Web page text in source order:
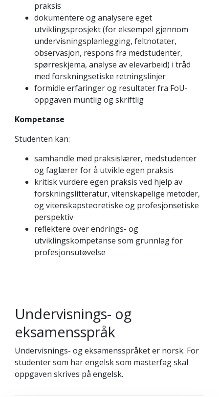
praksis
dokumentere og analysere eget
utviklingsprosjekt (for eksempel gjennom
undervisningsplanlegging, feltnotater,
observasjon, respons fra medstudenter,
spørreskjema, analyse av elevarbeid) i tråd
med forskningsetiske retningslinjer
formidle erfaringer og resultater fra FoU-
oppgaven muntlig og skriftlig
Kompetanse
Studenten kan:
samhandle med praksislærer, medstudenter
og faglærer for å utvikle egen praksis
kritisk vurdere egen praksis ved hjelp av
forskningslitteratur, vitenskapelige metoder,
og vitenskapsteoretiske og profesjonsetiske
perspektiv
reflektere over endrings- og
utviklingskompetanse som grunnlag for
profesjonsutøvelse
Undervisnings- og
eksamensspråk
Undervisnings- og eksamensspråket er norsk. For
studenter som har engelsk som masterfag skal
oppgaven skrives på engelsk.